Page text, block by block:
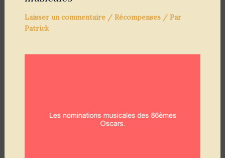
Laisser un commentaire / Récompenses/ Par
Patrick